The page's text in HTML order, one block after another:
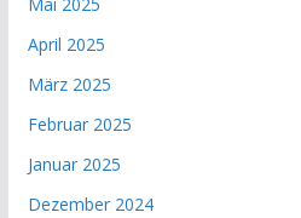
April 2025
März 2025
Februar 2025
Januar 2025
Dezember 2024